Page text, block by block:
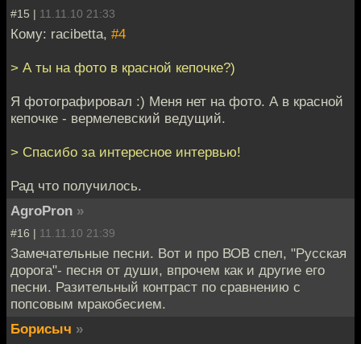
#15 | 11.11.10 21:33
Кому: racibetta, #4
> А ты на фото в красной кепочке?)
Я фотографировал :) Меня нет на фото. А в красной
кепочке - вермелевский ведущий.
> Спасибо за интересное интервью!
Рад что получилось.
AgroPron »
#16 | 11.11.10 21:39
Замечательные песни. Вот и про ВОВ спел, "Русская
дорога"- песня от души, впрочем как и другие его
песни. Разительный контраст по сравнению с
попсовым мракобесием.
Борисыч »